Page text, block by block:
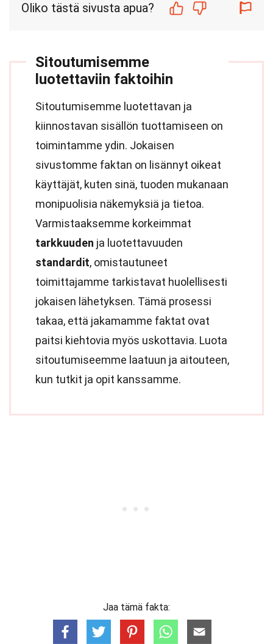
Oliko tästä sivusta apua?
Sitoutumisemme
luotettaviin faktoihin
Sitoutumisemme luotettavan ja
kiinnostavan sisällön tuottamiseen on
toimintamme ydin. Jokaisen
sivustomme faktan on lisännyt oikeat
käyttäjät, kuten sinä, tuoden mukanaan
monipuolisia näkemyksiä ja tietoa.
Varmistaaksemme korkeimmat
tarkkuuden ja luotettavuuden
standardit, omistautuneet
toimittajamme tarkistavat huolellisesti
jokaisen lähetyksen. Tämä prosessi
takaa, että jakamamme faktat ovat
paitsi kiehtovia myös uskottavia. Luota
sitoutumiseemme laatuun ja aitouteen,
kun tutkit ja opit kanssamme.
Jaa tämä fakta: